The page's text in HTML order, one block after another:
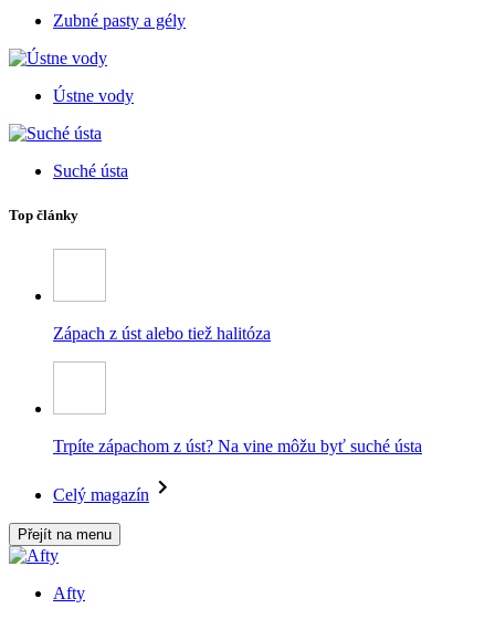
Zubné pasty a gély
Ústne vody
Suché ústa
Top články
Zápach z úst alebo tiež halitóza
Trpíte zápachom z úst? Na vine môžu byť suché ústa
Celý magazín
Přejít na menu
Afty